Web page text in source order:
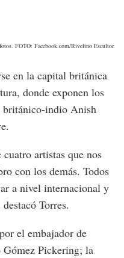
FOTO: Facebook.com/Rivelino Escultor.
en la capital británica
donde exponen los
británico-indio Anish
artistas que nos
con los demás. Todos
a nivel internacional y
Torres.
el embajador de
Pickering; la